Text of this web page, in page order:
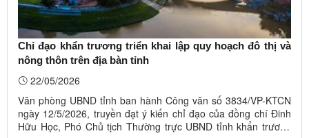
Chỉ đạo khẩn trương triển khai lập quy hoạch đô thị và
nông thôn trên địa bàn tỉnh
22/05/2026
Văn phòng UBND tỉnh ban hành Công văn số 3834/VP-KTCN
ngày 12/5/2026, truyền đạt ý kiến chỉ đạo của đồng chí Đinh
Hữu Học, Phó Chủ tịch Thường trực UBND tỉnh khẩn trương